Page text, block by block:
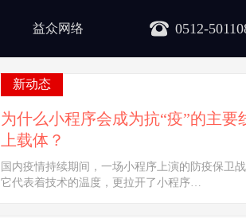
0512-
益众网络
新动态
为什么小程序会成为抗“疫”的主要
上载体？
国内疫情持续期间，一场小程序上演的防疫保卫
它代表着技术的温度，更拉开了小程序…